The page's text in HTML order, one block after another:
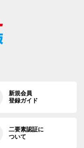
新規会員
登録ガイド
二要素認証に
ついて